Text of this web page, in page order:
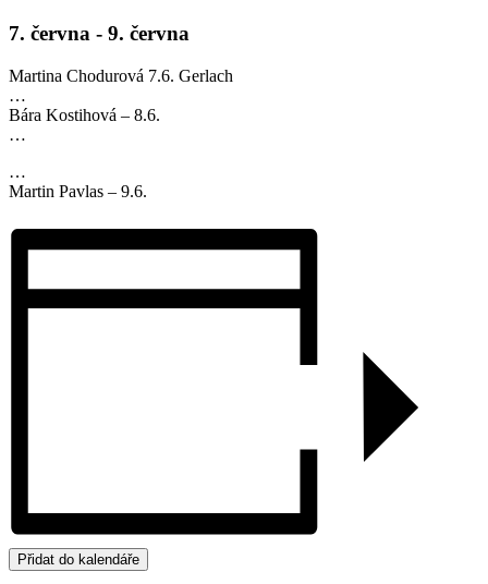
7. června - 9. června
Martina Chodurová 7.6. Gerlach
…
Bára Kostihová – 8.6.
…
…
Martin Pavlas – 9.6.
Přidat do kalendáře